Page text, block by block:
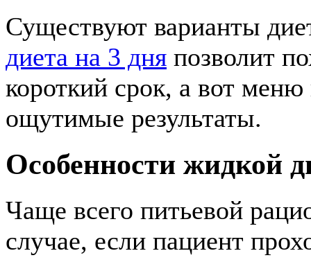
Существуют варианты
диета на 3 дня позволит
короткий срок, а вот
ощутимые результаты.
Особенности жидкой
Чаще всего питьевой
случае, если пациент